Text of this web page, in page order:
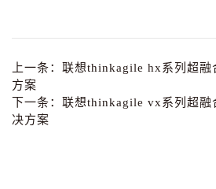
上一条： 联想thinkagile hx系列超融
方案
下一条： 联想thinkagile vx系列超融
决方案